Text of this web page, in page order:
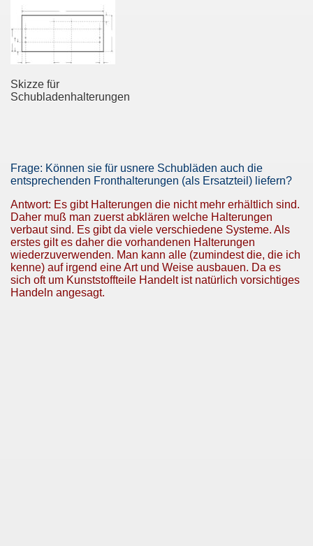
Skizze für
Schubladenhalterungen
Frage: Können sie für usnere Schubläden auch die
entsprechenden Fronthalterungen (als Ersatzteil) liefern?
Antwort: Es gibt Halterungen die nicht mehr erhältlich sind.
Daher muß man zuerst abklären welche Halterungen
verbaut sind. Es gibt da viele verschiedene Systeme. Als
erstes gilt es daher die vorhandenen Halterungen
wiederzuverwenden. Man kann alle (zumindest die, die ich
kenne) auf irgend eine Art und Weise ausbauen. Da es
sich oft um Kunststoffteile Handelt ist natürlich vorsichtiges
Handeln angesagt.